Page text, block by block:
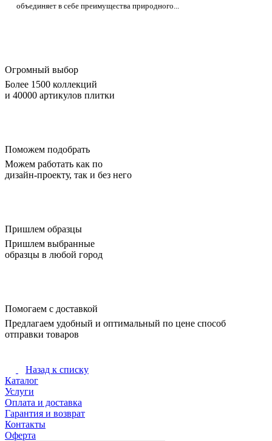
объединяет в себе преимущества природного...
Огромный выбор
Более 1500 коллекций
и 40000 артикулов плитки
Поможем подобрать
Можем работать как по
дизайн-проекту, так и без него
Пришлем образцы
Пришлем выбранные
образцы в любой город
Помогаем с доставкой
Предлагаем удобный и оптимальный по цене способ
отправки товаров
Назад к списку
Каталог
Услуги
Оплата и доставка
Гарантия и возврат
Контакты
Оферта